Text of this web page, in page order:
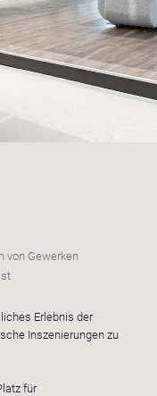
von Gewerken
Erlebnis der
Inszenierungen zu
für